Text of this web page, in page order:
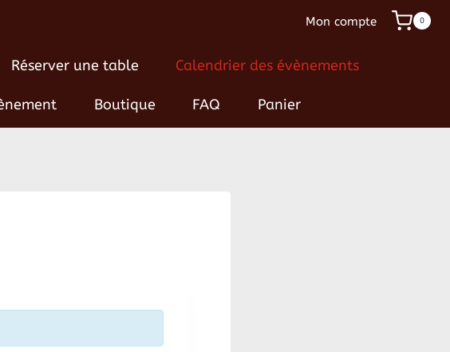
Mon compte 0
Réserver une table Calendrier des évènements
Boutique FAQ Panier